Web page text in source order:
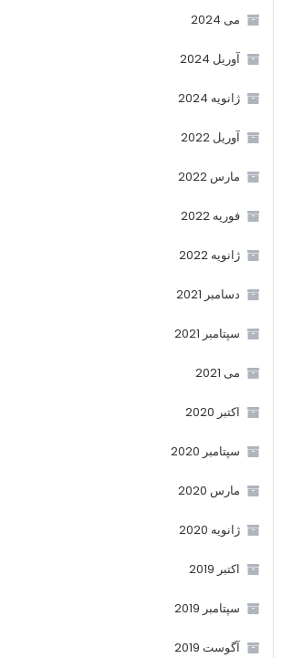
می 2024
آوریل 2024
ژانویه 2024
آوریل 2022
مارس 2022
فوریه 2022
ژانویه 2022
دسامبر 2021
سپتامبر 2021
می 2021
اکتبر 2020
سپتامبر 2020
مارس 2020
ژانویه 2020
اکتبر 2019
سپتامبر 2019
آگوست 2019